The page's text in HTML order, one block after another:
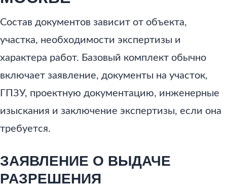
Состав документов зависит от объекта,
участка, необходимости экспертизы и
характера работ. Базовый комплект обычно
включает заявление, документы на участок,
ГПЗУ, проектную документацию, инженерные
изыскания и заключение экспертизы, если она
требуется.
ЗАЯВЛЕНИЕ О ВЫДАЧЕ
РАЗРЕШЕНИЯ